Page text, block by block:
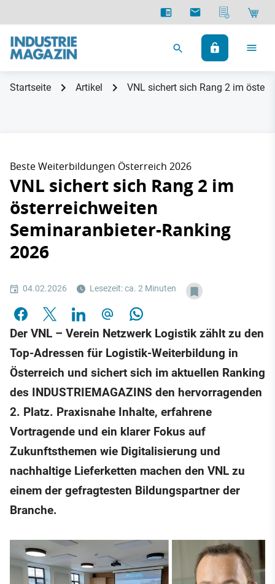
Startseite Artikel VNL sichert sich Rang 2 im
Beste Weiterbildungen Österreich 2026
VNL sichert sich Rang 2 im
österreichweiten
Seminaranbieter-Ranking
2026
04.02.2026 Lesezeit: ca. 2 Minuten
Der VNL – Verein Netzwerk Logistik zählt zu den
Top-Adressen für Logistik-Weiterbildung in
Österreich und sichert sich im aktuellen Ranking
des INDUSTRIEMAGAZINS den hervorragenden
2. Platz. Praxisnahe Inhalte, erfahrene
Vortragende und ein klarer Fokus auf
Zukunftsthemen wie Digitalisierung und
nachhaltige Lieferketten machen den VNL zu
einem der gefragtesten Bildungspartner der
Branche.